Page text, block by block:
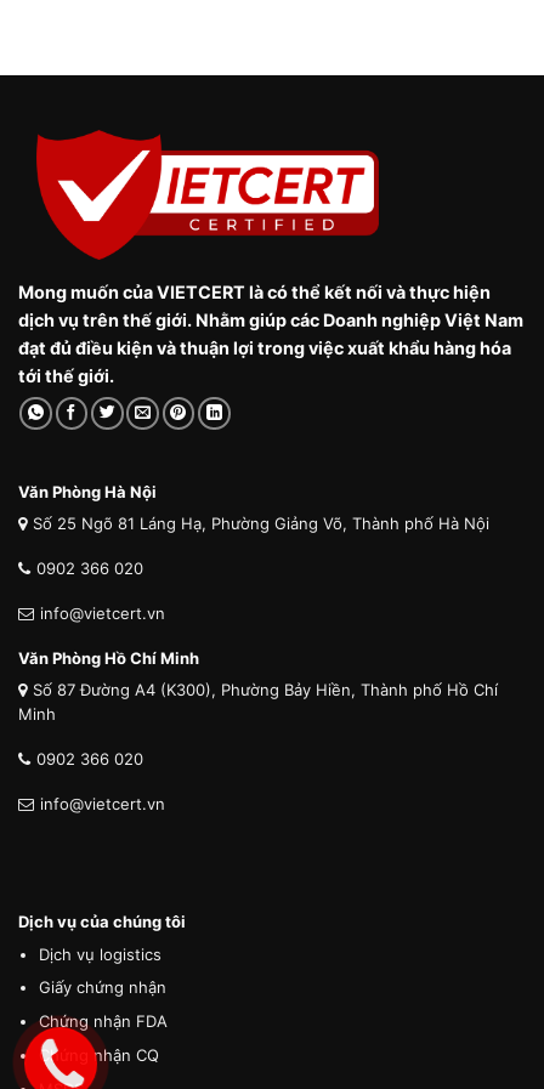
Mong muốn của VIETCERT là có thể kết nối và thực hiện
dịch vụ trên thế giới. Nhằm giúp các Doanh nghiệp Việt Nam
đạt đủ điều kiện và thuận lợi trong việc xuất khẩu hàng hóa
tới thế giới.
Văn Phòng Hà Nội
Số 25 Ngõ 81 Láng Hạ, Phường Giảng Võ, Thành phố Hà Nội
0902 366 020
info@vietcert.vn
Văn Phòng Hồ Chí Minh
Số 87 Đường A4 (K300), Phường Bảy Hiền, Thành phố Hồ Chí
Minh
0902 366 020
info@vietcert.vn
Dịch vụ của chúng tôi
Dịch vụ logistics
Giấy chứng nhận
Chứng nhận FDA
Chứng nhận CQ